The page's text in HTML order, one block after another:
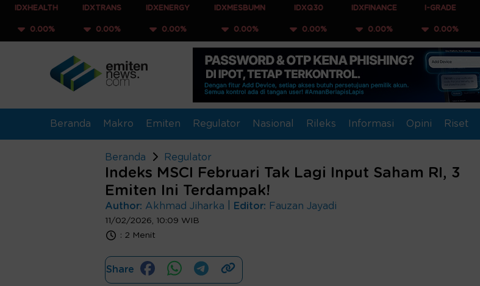
IDXTRANS
0.00%
IDXENERGY
0.00%
IDXMESBUMN
0.00%
IDXQ30
0.00%
IDXFINANCE
0.00%
I-GRADE
0.00%
INFOBANK15
0.00%
Beranda Makro Emiten Regulator Nasional Rileks Informasi Opini Riset
Beranda Regulator
Indeks MSCI Februari Tak Lagi Input Saham RI, 3
Emiten Ini Terdampak!
Author: Akhmad Jiharka Editor: Fauzan Jayadi
11/02/2026, 10:09 WIB
: 2 Menit
Share